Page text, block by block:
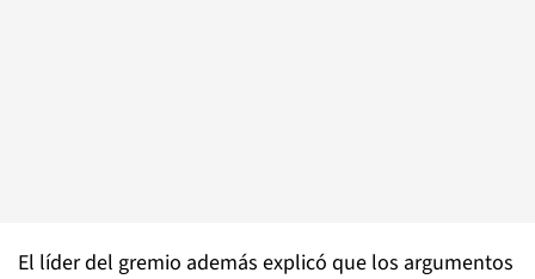
El líder del gremio además explicó que los argumentos